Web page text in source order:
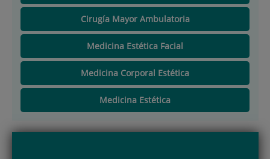
Cirugía Mayor Ambulatoria
Medicina Estética Facial
Medicina Corporal Estética
Medicina Estética